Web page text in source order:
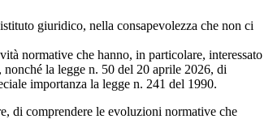
giuridico, nella consapevolezza che non ci
normative che hanno, in particolare, interessato
la legge n. 50 del 20 aprile 2026, di
importanza la legge n. 241 del 1990.
di comprendere le evoluzioni normative che